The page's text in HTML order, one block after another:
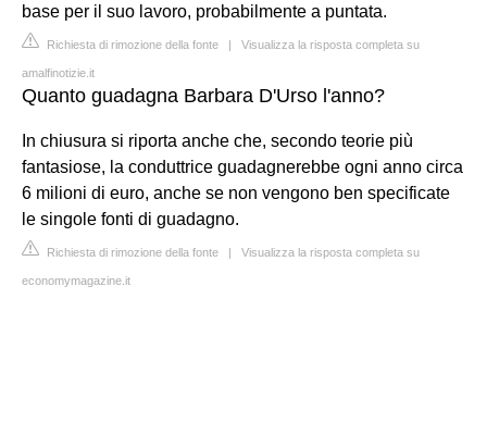
base per il suo lavoro, probabilmente a puntata.
Richiesta di rimozione della fonte | Visualizza la risposta completa su
amalfinotizie.it
Quanto guadagna Barbara D'Urso l'anno?
In chiusura si riporta anche che, secondo teorie più
fantasiose, la conduttrice guadagnerebbe ogni anno circa
6 milioni di euro, anche se non vengono ben specificate
le singole fonti di guadagno.
Richiesta di rimozione della fonte | Visualizza la risposta completa su
economymagazine.it